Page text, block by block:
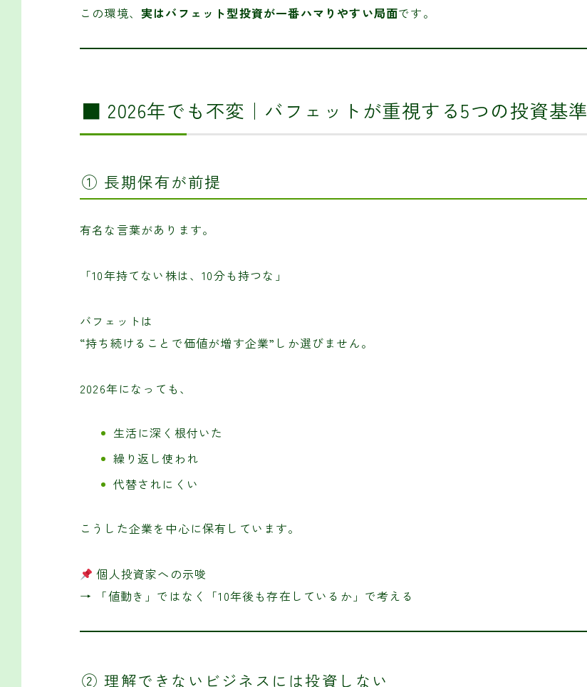
この環境、 実はバフェット型投資が一番ハマりやすい局面です。
■ 2026年でも不変｜バフェットが重視する5つの投資基準
① 長期保有が前提
有名な言葉があります。
「10年持てない株は、10分も持つな」
バフェットは
“持ち続けることで価値が増す企業”しか選びません。
2026年になっても、
生活に深く根付いた
繰り返し使われ
代替されにくい
こうした企業を中心に保有しています。
個人投資家への示唆
→ 「値動き」ではなく「10年後も存在しているか」で考える
② 理解できないビジネスには投資しない